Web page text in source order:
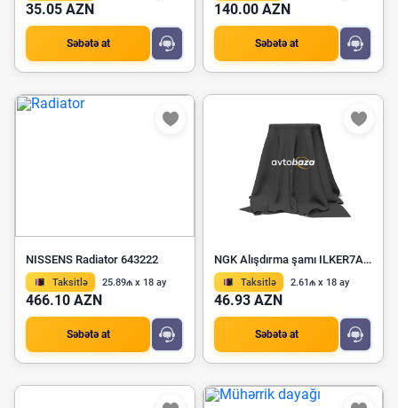
35.05 AZN
Səbətə at
140.00 AZN
Səbətə at
NISSENS Radiator 643222
Taksitlə 25.89₼ x 18 ay
466.10 AZN
Səbətə at
NGK Alışdırma şamı ILKER7A8EGS
Taksitlə 2.61₼ x 18 ay
46.93 AZN
Səbətə at